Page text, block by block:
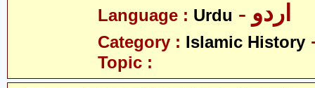
Language : Urdu - اردو
Category : Islamic History
Topic :